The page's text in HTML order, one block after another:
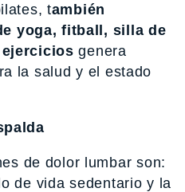
también
yoga, fitball, silla de
genera
la salud y el estado
de dolor lumbar son:
de vida sedentario y la